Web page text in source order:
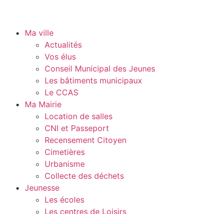
Ma ville
Actualités
Vos élus
Conseil Municipal des Jeunes
Les bâtiments municipaux
Le CCAS
Ma Mairie
Location de salles
CNI et Passeport
Recensement Citoyen
Cimetières
Urbanisme
Collecte des déchets
Jeunesse
Les écoles
Les centres de Loisirs